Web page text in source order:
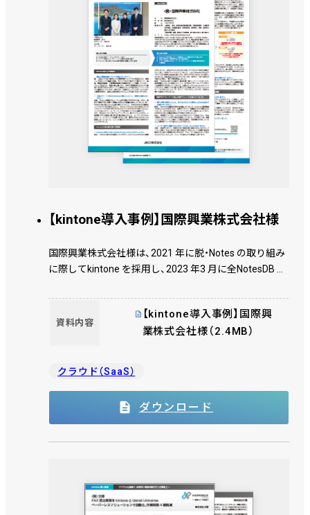
【kintone導入事例】国際興業株式会社様
国際興業株式会社様は、2021 年に脱・Notes の取り組み
に際してkintone を採用し、2023 年3 月に全NotesDB の
て約400 のアプリが稼働しています。kintone を導入し
てからユーザーに定着するまでどのような取り組みを
行ったのか、情報システム課の森課長補佐、五味チーフ
た。
資料内容
【kintone導入事例】国際興
業株式会社様（2.4MB）
クラウド（SaaS）
ダウンロード